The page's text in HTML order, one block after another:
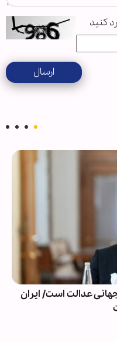
کنید
ارسال
عدالت است/ ایران